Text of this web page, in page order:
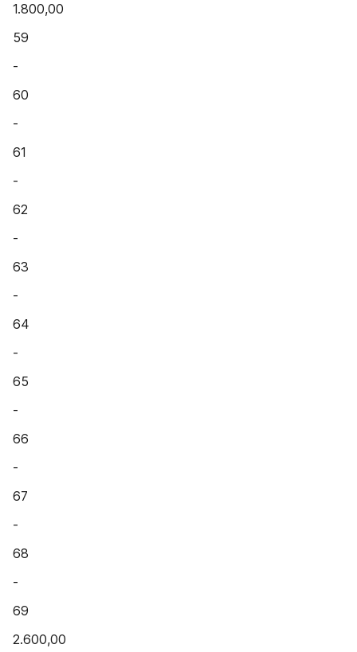
1.800,00
59
-
60
-
61
-
62
-
63
-
64
-
65
-
66
-
67
-
68
-
69
2.600,00